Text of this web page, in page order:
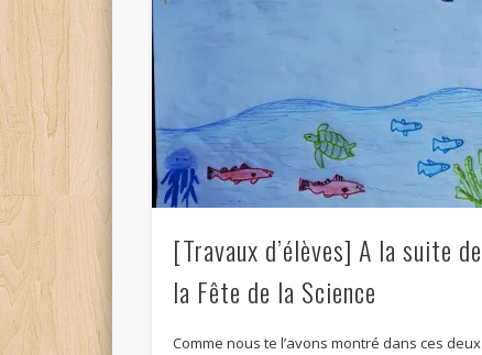
[Travaux d’élèves] A la suite de
la Fête de la Science
Comme nous te l’avons montré dans ces deux